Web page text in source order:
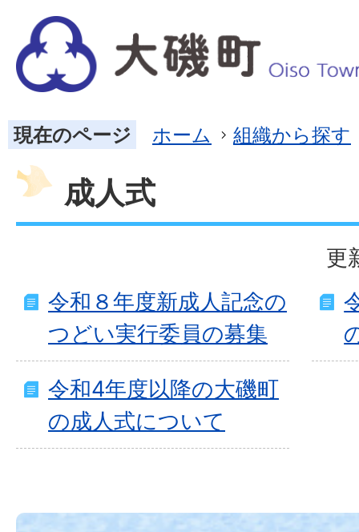
現在のページ ホーム 組織から探す
成人式
更
令和８年度新成人記念の
つどい実行委員の募集
令和4年度以降の大磯町
の成人式について